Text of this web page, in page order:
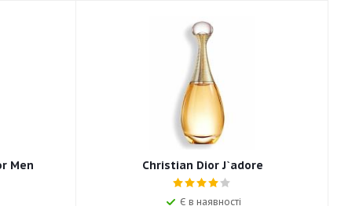
Men Christian Dior J`adore
Є в наявності